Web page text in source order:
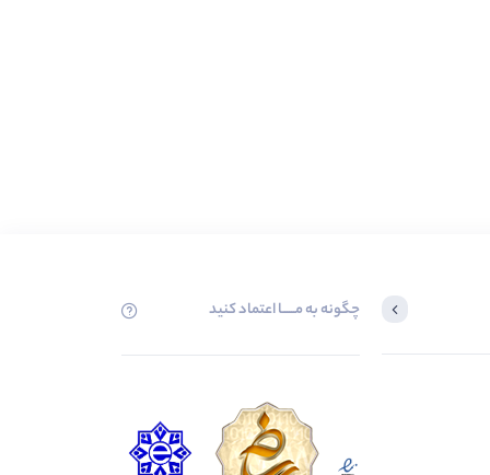
چگونه به مــــــا اعتماد کنید